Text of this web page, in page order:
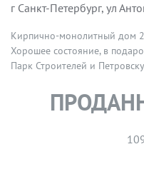
г Санкт-Петербург, ул
Кирпично-монолитный дом
Хорошее состояние, в
Парк Строителей и